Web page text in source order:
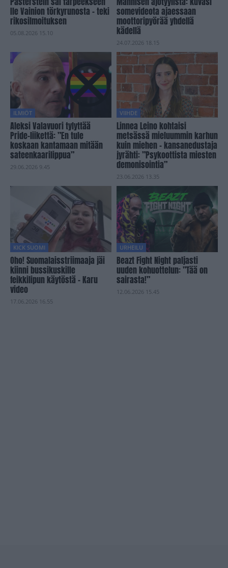
Ile Vainion törkyrunosta – teki
rikosilmoituksen
05.08.2026 15.10
somevideota ajaessaan
moottoripyörää yhdellä
kädellä
24.07.2026 18.15
ILMIÖT
Aleksi Valavuori tylyttää
Pride-liikettä: ”En tule
koskaan kantamaan mitään
sateenkaarilippua”
29.06.2026 9.45
VIIHDE
Linnea Leino kohtaisi
metsässä mieluummin karhun
kuin miehen – kansanedustaja
jyrähti: ”Psykoottista miesten
demonisointia”
23.06.2026 13.35
KICK SUOMI
Oho! Suomalaisstriimaaja jäi
kiinni bussikuskille
feikkilipun käytöstä – Karu
video
17.06.2026 16.55
URHEILU
Beazt Fight Night paljasti
uuden kohuottelun: ”Tää on
sairasta!”
12.06.2026 15.45